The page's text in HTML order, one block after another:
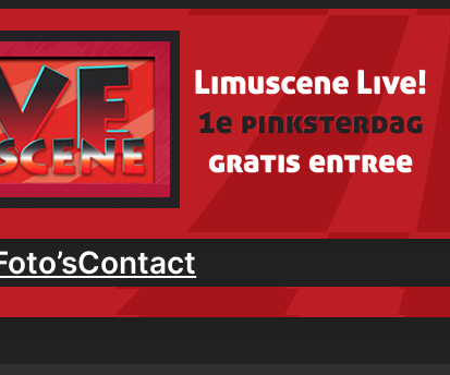
Contact